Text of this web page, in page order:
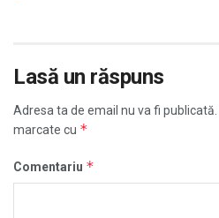
Lasă un răspuns
Adresa ta de email nu va fi publicată.
marcate cu *
Comentariu *